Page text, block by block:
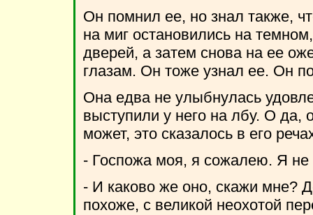
Он помнил ее, но знал также,
на миг остановились на
дверей, а затем снова на ее
глазам. Он тоже узнал ее. Он
Она едва не улыбнулась
выступили у него на лбу. О да,
может, это сказалось в его
- Госпожа моя, я сожалею. Я не
- И каково же оно, скажи мне?
похоже, с великой неохотой